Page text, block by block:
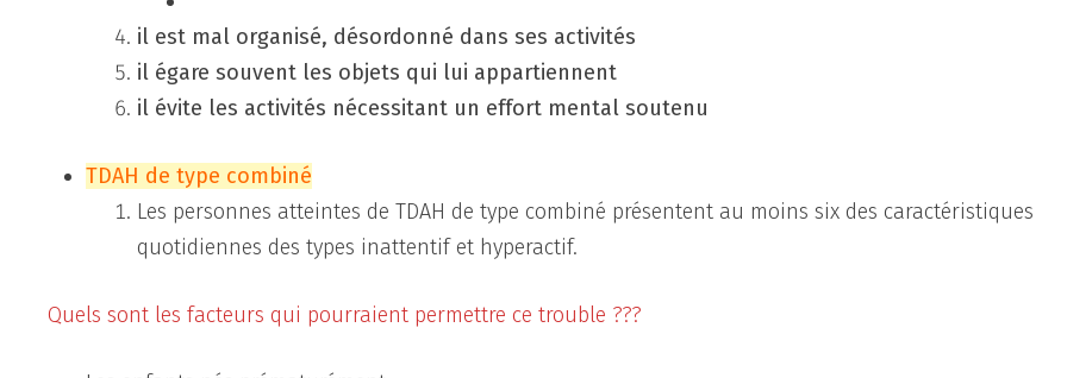
il est mal organisé, désordonné dans ses activités
il égare souvent les objets qui lui appartiennent
il évite les activités nécessitant un effort mental soutenu
TDAH de type combiné
Les personnes atteintes de TDAH de type combiné présentent au moins six des caractéristiques
quotidiennes des types inattentif et hyperactif.
Quels sont les facteurs qui pourraient permettre ce trouble ???